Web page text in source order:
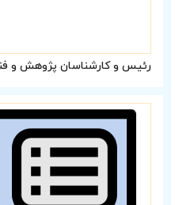
رئیس و کارشناسان پژوهش و